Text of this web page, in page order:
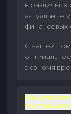
в различных
актуальные
финансовых
С нашей
экономя
Как